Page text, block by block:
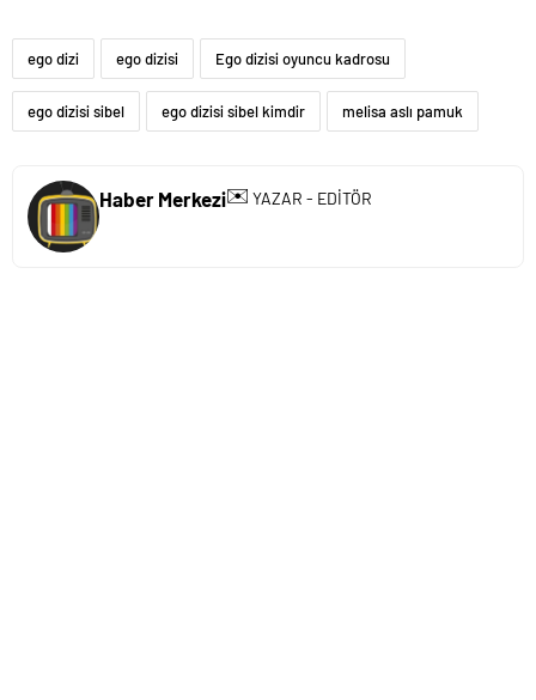
ego dizi ego dizisi Ego dizisi oyuncu kadrosu
ego dizisi sibel ego dizisi sibel kimdir melisa aslı pamuk
Haber Merkezi✉️ YAZAR - EDİTÖR